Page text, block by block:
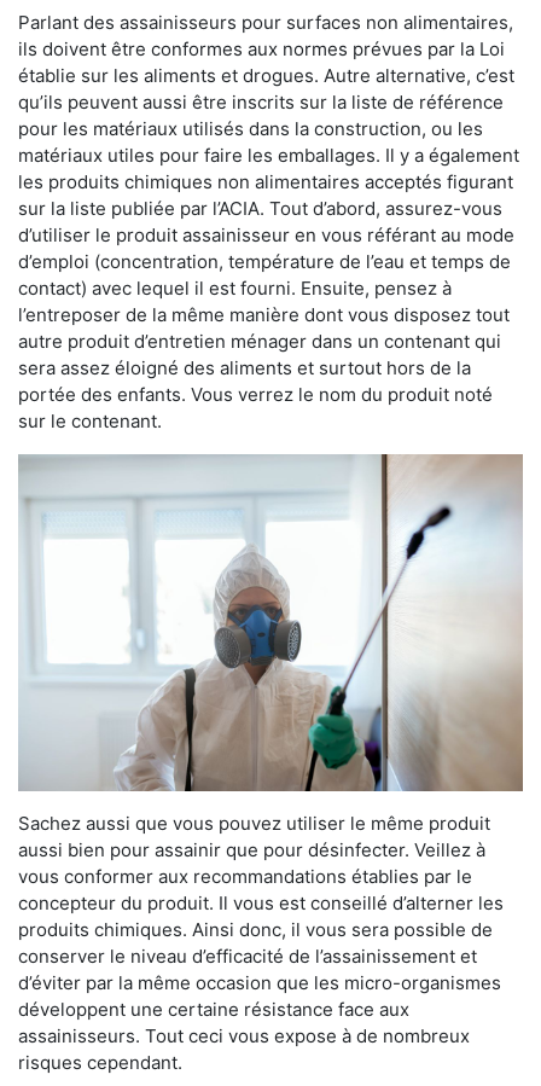
Parlant des assainisseurs pour surfaces non alimentaires,
ils doivent être conformes aux normes prévues par la Loi
établie sur les aliments et drogues. Autre alternative, c’est
qu’ils peuvent aussi être inscrits sur la liste de référence
pour les matériaux utilisés dans la construction, ou les
matériaux utiles pour faire les emballages. Il y a également
les produits chimiques non alimentaires acceptés figurant
sur la liste publiée par l’ACIA. Tout d’abord, assurez-vous
d’utiliser le produit assainisseur en vous référant au mode
d’emploi (concentration, température de l’eau et temps de
contact) avec lequel il est fourni. Ensuite, pensez à
l’entreposer de la même manière dont vous disposez tout
autre produit d’entretien ménager dans un contenant qui
sera assez éloigné des aliments et surtout hors de la
portée des enfants. Vous verrez le nom du produit noté
sur le contenant.
Sachez aussi que vous pouvez utiliser le même produit
aussi bien pour assainir que pour désinfecter. Veillez à
vous conformer aux recommandations établies par le
concepteur du produit. Il vous est conseillé d’alterner les
produits chimiques. Ainsi donc, il vous sera possible de
conserver le niveau d’efficacité de l’assainissement et
d’éviter par la même occasion que les micro-organismes
développent une certaine résistance face aux
assainisseurs. Tout ceci vous expose à de nombreux
risques cependant.